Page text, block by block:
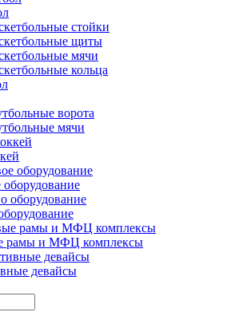
стойки
щиты
мячи
кольца
ворота
мячи
рамы и МФЦ комплексы
девайсы